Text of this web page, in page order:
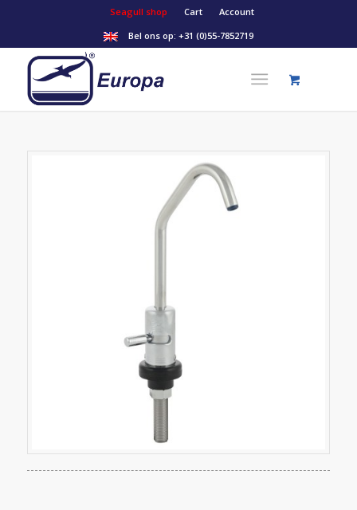
Seagull shop Cart
Account
Bel ons op: +31 (0)55-7852719